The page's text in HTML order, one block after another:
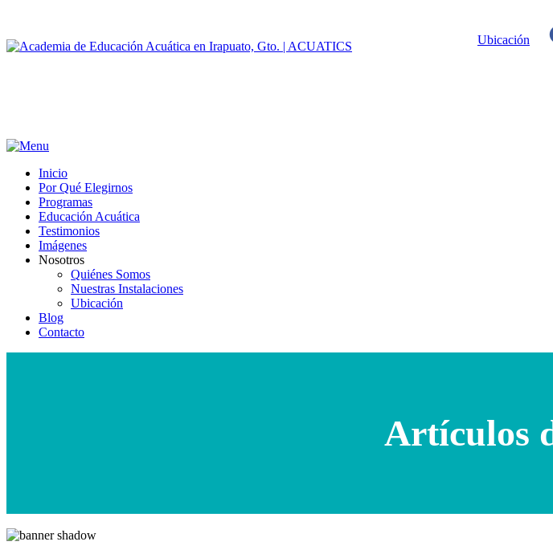
Ubicación
Inicio
Por Qué Elegirnos
Programas
Educación Acuática
Testimonios
Imágenes
Nosotros
Quiénes Somos
Nuestras Instalaciones
Ubicación
Blog
Contacto
Artículos